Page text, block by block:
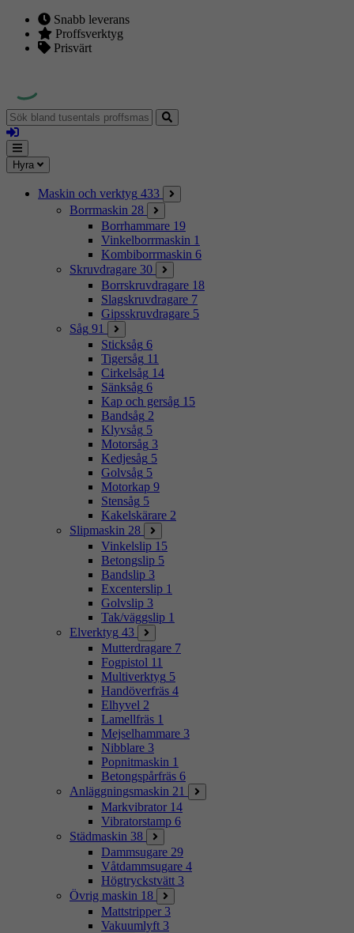
Snabb leverans
Proffsverktyg
Prisvärt
Sök
bland
tusentals
proffsmaskiner
Logga
in
Mina
sidor
Meny
Hyra
Maskin och verktyg 433
Borrmaskin 28
Borrhammare 19
Vinkelborrmaskin 1
Kombiborrmaskin 6
Skruvdragare 30
Borrskruvdragare 18
Slagskruvdragare 7
Gipsskruvdragare 5
Såg 91
Sticksåg 6
Tigersåg 11
Cirkelsåg 14
Sänksåg 6
Kap och gersåg 15
Bandsåg 2
Klyvsåg 5
Motorsåg 3
Kedjesåg 5
Golvsåg 5
Motorkap 9
Stensåg 5
Kakelskärare 2
Slipmaskin 28
Vinkelslip 15
Betongslip 5
Bandslip 3
Excenterslip 1
Golvslip 3
Tak/väggslip 1
Elverktyg 43
Mutterdragare 7
Fogpistol 11
Multiverktyg 5
Handöverfräs 4
Elhyvel 2
Lamellfräs 1
Mejselhammare 3
Nibblare 3
Popnitmaskin 1
Betongspårfräs 6
Anläggningsmaskin 21
Markvibrator 14
Vibratorstamp 6
Städmaskin 38
Dammsugare 29
Våtdammsugare 4
Högtryckstvätt 3
Övrig maskin 18
Mattstripper 3
Vakuumlyft 3